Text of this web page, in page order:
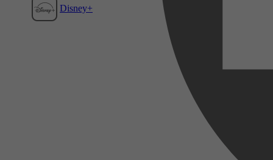
Disney+